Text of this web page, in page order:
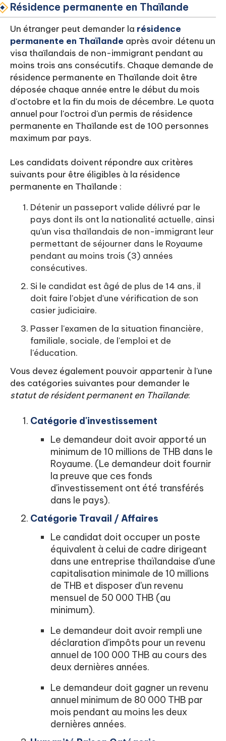
Résidence permanente en Thaïlande
Un étranger peut demander la résidence
permanente en Thaïlande après avoir détenu un
visa thaïlandais de non-immigrant pendant au
moins trois ans consécutifs. Chaque demande de
résidence permanente en Thaïlande doit être
déposée chaque année entre le début du mois
d'octobre et la fin du mois de décembre. Le quota
annuel pour l'octroi d'un permis de résidence
permanente en Thaïlande est de 100 personnes
maximum par pays.
Les candidats doivent répondre aux critères
suivants pour être éligibles à la résidence
permanente en Thaïlande :
Détenir un passeport valide délivré par le
pays dont ils ont la nationalité actuelle, ainsi
qu'un visa thaïlandais de non-immigrant leur
permettant de séjourner dans le Royaume
pendant au moins trois (3) années
consécutives.
Si le candidat est âgé de plus de 14 ans, il
doit faire l'objet d'une vérification de son
casier judiciaire.
Passer l'examen de la situation financière,
familiale, sociale, de l'emploi et de
l'éducation.
Vous devez également pouvoir appartenir à l'une
des catégories suivantes pour demander le
statut de résident permanent en Thaïlande:
Catégorie d'investissement
Le demandeur doit avoir apporté un
minimum de 10 millions de THB dans le
Royaume. (Le demandeur doit fournir
la preuve que ces fonds
d'investissement ont été transférés
dans le pays).
Catégorie Travail / Affaires
Le candidat doit occuper un poste
équivalent à celui de cadre dirigeant
dans une entreprise thaïlandaise d'une
capitalisation minimale de 10 millions
de THB et disposer d'un revenu
mensuel de 50 000 THB (au
minimum).
Le demandeur doit avoir rempli une
déclaration d'impôts pour un revenu
annuel de 100 000 THB au cours des
deux dernières années.
Le demandeur doit gagner un revenu
annuel minimum de 80 000 THB par
mois pendant au moins les deux
dernières années.